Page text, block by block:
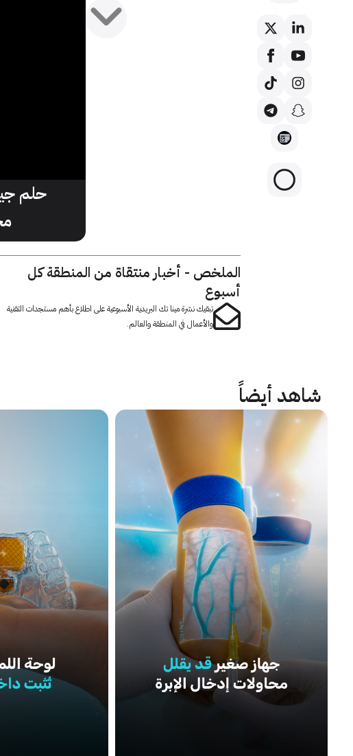
حلم
الملخص - أخبار منتقاة من المنطقة كل
أسبوع
تبقيك نشرة مينا تك البريدية الأسبوعية على اطلاع بأهم مستجدات التقنية
والأعمال في المنطقة والعالم.
شاهد أيضاً